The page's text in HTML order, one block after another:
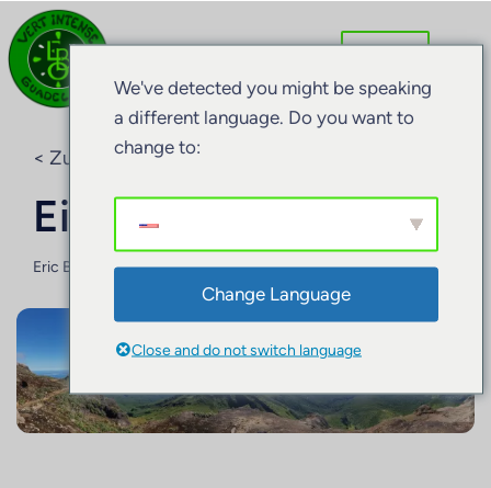
< Zurück zum Blog
Eine Insel, ein Gipfel
Eric BARRET23. Februar 2026
We've detected you might be speaking
a different language. Do you want to
change to:
Change Language
Close and do not switch language